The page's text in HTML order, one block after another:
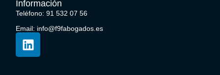
Información
Teléfono: 91 532 07 56
Email: info@f9fabogados.es